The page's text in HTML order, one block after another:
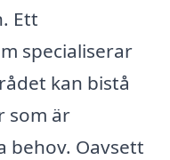
Ett
specialiserar
kan bistå
som är
behov. Oavsett